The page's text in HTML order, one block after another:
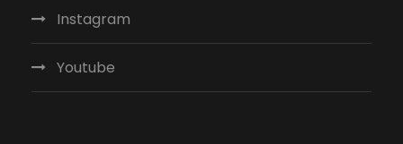
Instagram
Youtube